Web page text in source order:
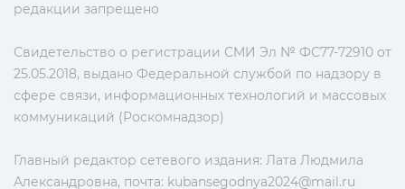
редакции запрещено
Свидетельство о регистрации СМИ Эл № ФС77-72910 от
25.05.2018, выдано Федеральной службой по надзору в
сфере связи, информационных технологий и массовых
коммуникаций (Роскомнадзор)
Главный редактор сетевого издания: Лата Людмила
Александровна, почта: kubansegodnya2024@mail.ru